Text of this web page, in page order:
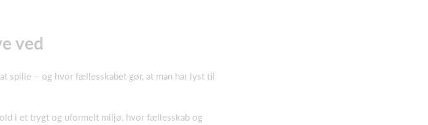
ved
spille – og hvor fællesskabet gør, at man har lyst til
i et trygt og uformelt miljø, hvor fællesskab og